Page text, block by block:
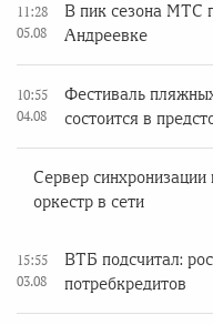
11:28
05.08
В пик сезона МТС
Андреевке
10:55
04.08
Фестиваль
состоится в
Сервер
оркестр в сети
15:55
03.08
ВТБ подсчитал:
потребкредитов